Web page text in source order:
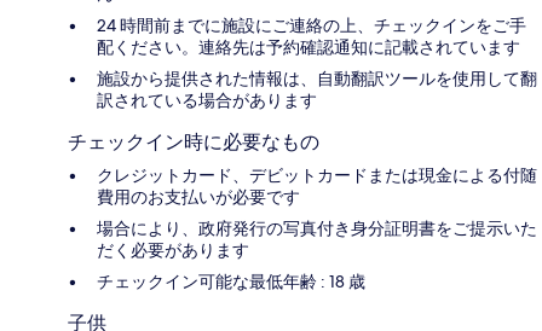
24 時間前までに施設にご連絡の上、チェックインをご手
配ください。連絡先は予約確認通知に記載されています
施設から提供された情報は、自動翻訳ツールを使用して翻
訳されている場合があります
チェックイン時に必要なもの
クレジットカード、デビットカードまたは現金による付随
費用のお支払いが必要です
場合により、政府発行の写真付き身分証明書をご提示いた
だく必要があります
チェックイン可能な最低年齢 : 18 歳
子供